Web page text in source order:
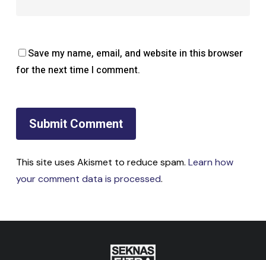
Save my name, email, and website in this browser
for the next time I comment.
This site uses Akismet to reduce spam. Learn how
your comment data is processed.